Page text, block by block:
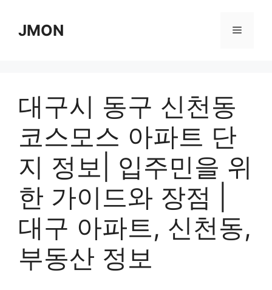
contentJMON Menu
대구시 동구 신천동
코스모스 아파트 단
지 정보| 입주민을 위
한 가이드와 장점 |
대구 아파트, 신천동,
부동산 정보